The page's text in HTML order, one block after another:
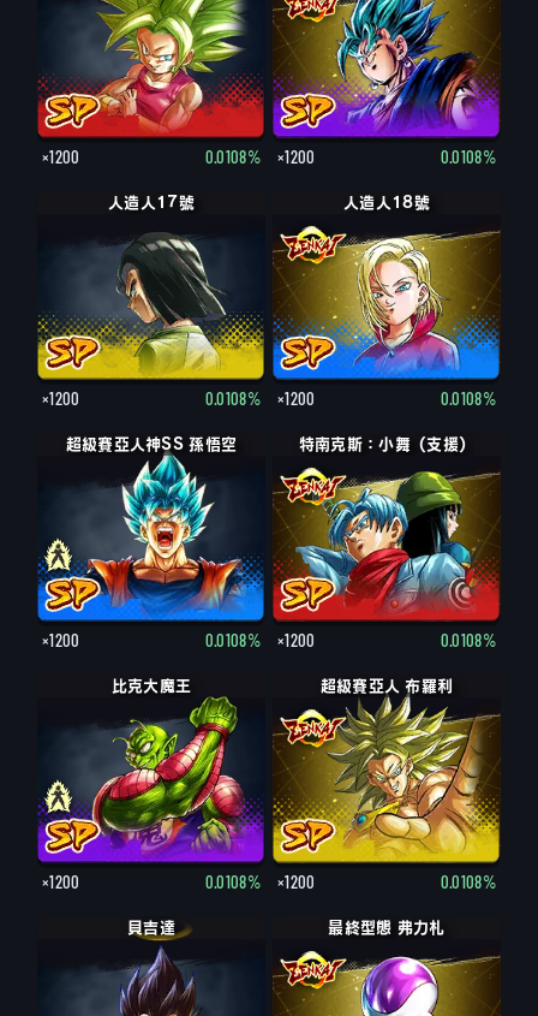
×1200 0.0108% ×1200 0.0108%
人造人17號
×1200 0.0108%
人造人18號
×1200 0.0108%
超級賽亞人神SS 孫悟空
超級賽亞人神SS 孫悟空
×1200 0.0108%
特南克斯：小舞（支援）
×1200 0.0108%
比克大魔王：老
比克大魔王
×1200 0.0108%
超級賽亞人 布羅利
×1200 0.0108%
貝吉達 最終型態 弗力札